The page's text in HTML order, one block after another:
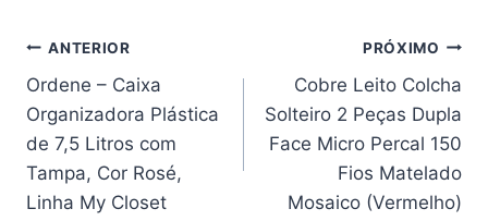
Navegação
de
Post
ANTERIOR
Ordene – Caixa
Organizadora Plástica
de 7,5 Litros com
Tampa, Cor Rosé,
Linha My Closet
PRÓXIMO
Cobre Leito Colcha
Solteiro 2 Peças Dupla
Face Micro Percal 150
Fios Matelado
Mosaico (Vermelho)